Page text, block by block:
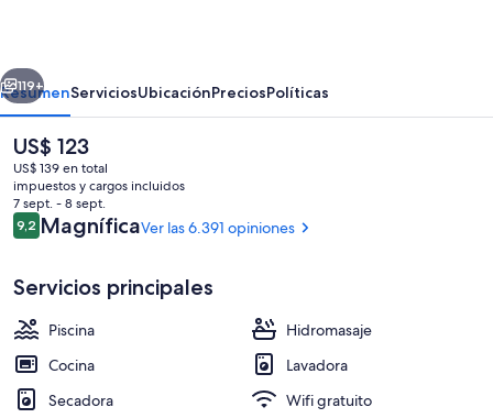
Lake
Buena
Vista/Orlando
6 piscinas al aire libre, camas de
Siguiente
119+
ResumenServiciosUbicaciónPreciosPolíticas
El
precio
actual
es
de
US$ 123
US$ 123
US$ 139 en total
impuestos y cargos incluidos
7 sept. - 8 sept.
Opiniones
9,29,2 de 10
MagníficaVer las 6.391 opiniones
Servicios principales
Piscina
Hidromasaje
Cocina
Lavadora
Secadora
Wifi gratuito